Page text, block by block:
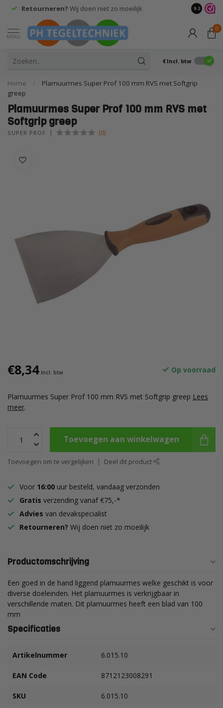
Retourneren? Wij doen niet zo moeilijk 9.2
MENU
0
€ Incl. btw
Home /
Plamuurmes Super Prof 100 mm RVS met Softgrip
greep
Plamuurmes Super Prof 100 mm RVS met
Softgrip greep
SUPER PROF (0)
€8,34 Incl. btw Op voorraad
Plamuurmes Super Prof 100 mm RVS met Softgrip greep Lees
meer.
Toevoegen aan winkelwagen
Toevoegen om te vergelijken Deel dit product
Voor 16:00 uur besteld, vandaag verzonden
Gratis verzending vanaf €75,-*
Advies van devakspecialist
Retourneren? Wij doen niet zo moeilijk
Productomschrijving
Een goed in de hand liggend plamuurmes welke geschikt is voor
diverse doeleinden. Het plamuurmes is verkrijgbaar in
verschillende maten. Dit plamuurmes heeft een blad van 100
mm
Specificaties
Artikelnummer 6.015.10
EAN Code 8712123008291
SKU 6.015.10